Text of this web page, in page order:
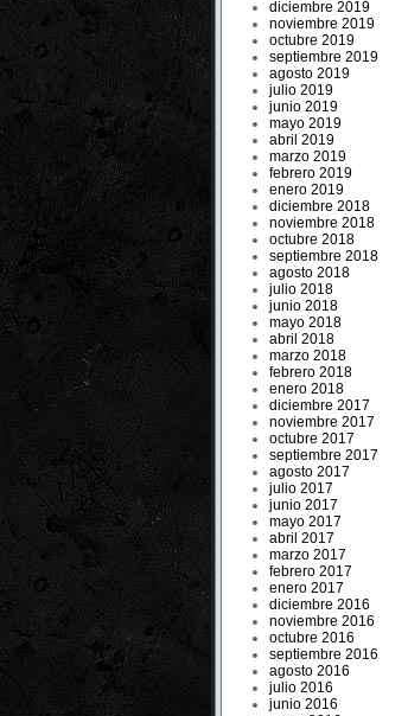
diciembre 2019
noviembre 2019
octubre 2019
septiembre 2019
agosto 2019
julio 2019
junio 2019
mayo 2019
abril 2019
marzo 2019
febrero 2019
enero 2019
diciembre 2018
noviembre 2018
octubre 2018
septiembre 2018
agosto 2018
julio 2018
junio 2018
mayo 2018
abril 2018
marzo 2018
febrero 2018
enero 2018
diciembre 2017
noviembre 2017
octubre 2017
septiembre 2017
agosto 2017
julio 2017
junio 2017
mayo 2017
abril 2017
marzo 2017
febrero 2017
enero 2017
diciembre 2016
noviembre 2016
octubre 2016
septiembre 2016
agosto 2016
julio 2016
junio 2016